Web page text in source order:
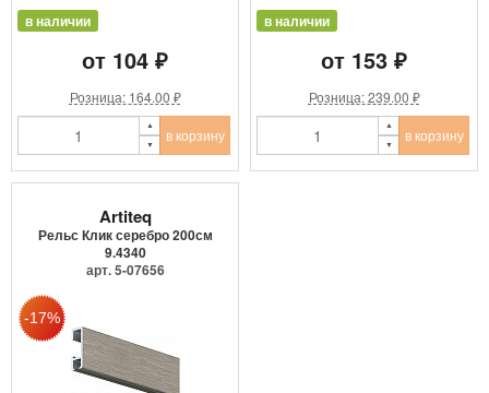
в наличии
от 104 ₽
Розница: 164.00 ₽
в корзину
в наличии
от 153 ₽
Розница: 239.00 ₽
в корзину
Artiteq
Рельс Клик серебро 200см
9.4340
арт. 5-07656